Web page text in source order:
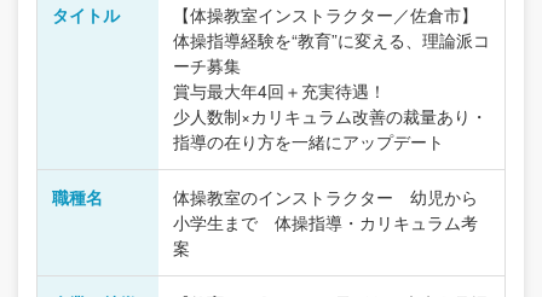
タイトル
【体操教室インストラクター／佐倉市】
体操指導経験を“教育”に変える、理論派コ
ーチ募集
賞与最大年4回＋充実待遇！
少人数制×カリキュラム改善の裁量あり・
指導の在り方を一緒にアップデート
職種名
体操教室のインストラクター 幼児から
小学生まで 体操指導・カリキュラム考
案